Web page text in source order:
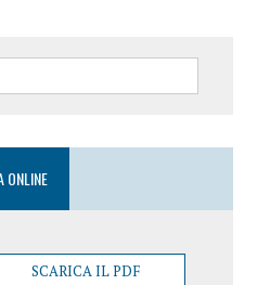
ONLINE
SCARICA IL PDF